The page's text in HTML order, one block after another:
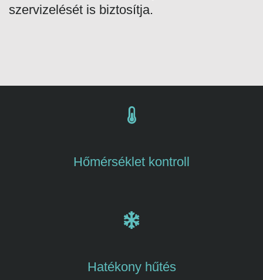
szervizelését is biztosítja.
Hőmérséklet kontroll
Hatékony hűtés